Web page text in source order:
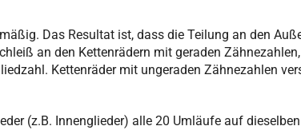
Das Resultat ist, dass die Teilung an den
an den Kettenrädern mit geraden
Kettenräder mit ungeraden Zähnezahlen
(z.B. Innenglieder) alle 20 Umläufe auf